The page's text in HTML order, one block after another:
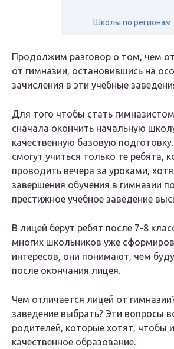
Школы по регионам
Продолжим разговор о том, чем
от гимназии, остановившись на
зачисления в эти учебные
Для того чтобы стать
сначала окончить начальную
качественную базовую
смогут учиться только те ребята,
проводить вечера за уроками,
завершения обучения в гимназии
престижное учебное заведение
В лицей берут ребят после 7-8
многих школьников уже
интересов, они понимают, чем
после окончания лицея.
Чем отличается лицей от
заведение выбрать? Эти вопросы
родителей, которые хотят, чтобы
качественное образование.